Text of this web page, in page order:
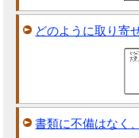
どのように取り寄
書類に不備はなく